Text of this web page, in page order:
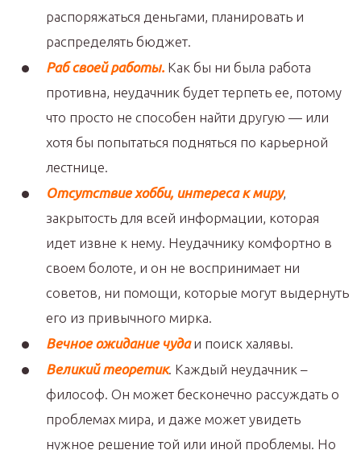
распоряжаться деньгами, планировать и
распределять бюджет.
Раб своей работы. Как бы ни была работа
противна, неудачник будет терпеть ее, потому
что просто не способен найти другую — или
хотя бы попытаться подняться по карьерной
лестнице.
Отсутствие хобби, интереса к миру,
закрытость для всей информации, которая
идет извне к нему. Неудачнику комфортно в
своем болоте, и он не воспринимает ни
советов, ни помощи, которые могут выдернуть
его из привычного мирка.
Вечное ожидание чудаи поиск халявы.
Великий теоретик. Каждый неудачник –
философ. Он может бесконечно рассуждать о
проблемах мира, и даже может увидеть
нужное решение той или иной проблемы. Но